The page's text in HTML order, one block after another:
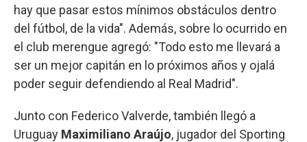
hay que pasar estos mínimos obstáculos dentro
del fútbol, de la vida". Además, sobre lo ocurrido en
el club merengue agregó: "Todo esto me llevará a
ser un mejor capitán en lo próximos años y ojalá
poder seguir defendiendo al Real Madrid".
Junto con Federico Valverde, también llegó a
Uruguay Maximiliano Araújo, jugador del Sporting